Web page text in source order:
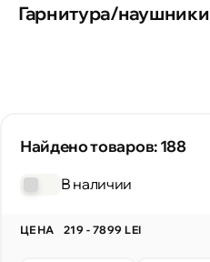
Гарнитура/наушники
Найдено товаров: 188
В наличии
ЦЕНА 219 - 7899 LEI